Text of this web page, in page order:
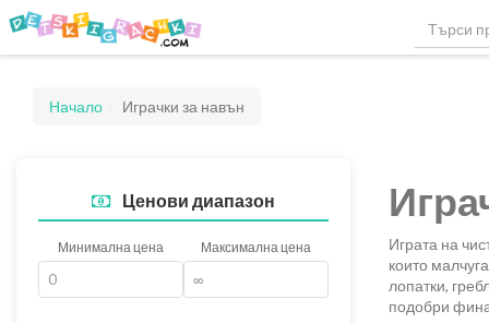
Начало Играчки за навън
Ценови диапазон
Минимална цена Максимална цена Играта на
които
лопатки,
подобри